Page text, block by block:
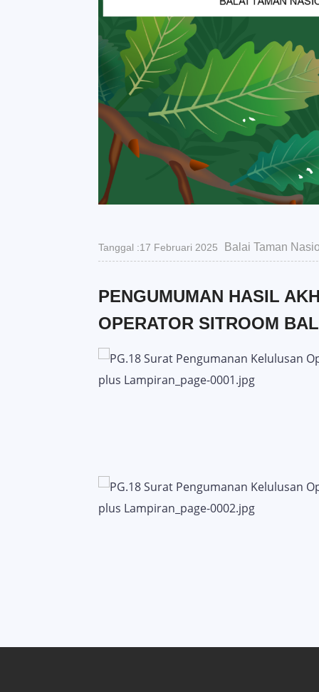
Tanggal :17 Februari 2025 Balai Taman
PENGUMUMAN HASIL
OPERATOR SITROOM